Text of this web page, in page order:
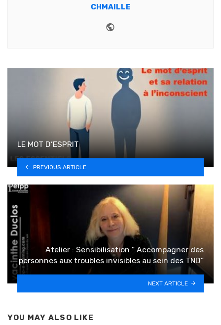
CHMAILLE
LE MOT D’ESPRIT
PREVIOUS ARTICLE
Atelier : Sensibilisation ” Accompagner des
personnes aux troubles invisibles au sein des TND”
NEXT ARTICLE
YOU MAY ALSO LIKE